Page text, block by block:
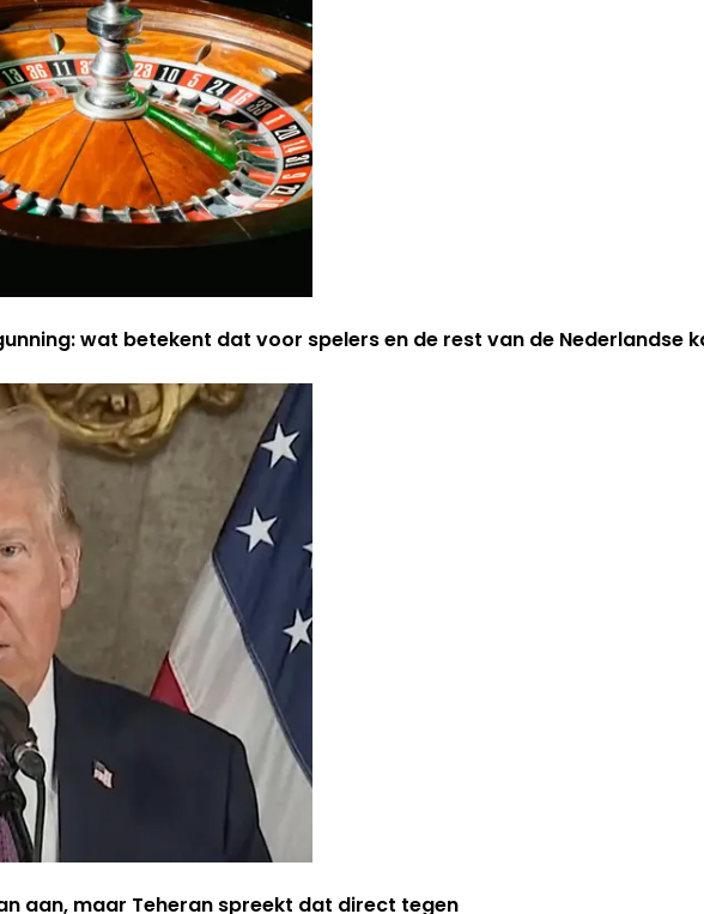
wat betekent dat voor spelers en de rest van de Nederlandse
aan, maar Teheran spreekt dat direct tegen